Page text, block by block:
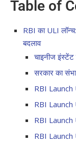
Table of
RBI का ULI
बदलाव
चाइनीज इंस्टेंट
सरकार का
RBI Launch
RBI Launch
RBI Launch
RBI Launch